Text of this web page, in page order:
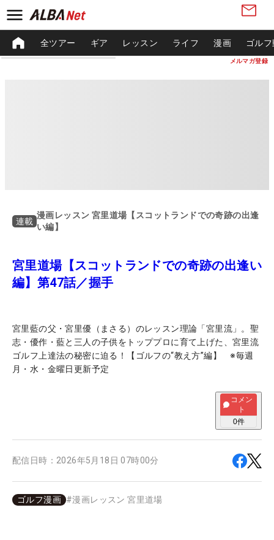
メルマガ登録
全ツアー ギア レッスン ライフ 漫画 ゴル
連載
漫画レッスン 宮里道場【スコットランドでの奇跡の出逢
い編】
宮里道場【スコットランドでの奇跡の出逢い
編】第47話／握手
宮里藍の父・宮里優（まさる）のレッスン理論「宮里流」。聖
志・優作・藍と三人の子供をトッププロに育て上げた、宮里流
ゴルフ上達法の秘密に迫る！【ゴルフの“教え方”編】 ※毎週
月・水・金曜日更新予定
コメン
ト
0件
配信日時： 2026年5月18日 07時00分
ゴルフ漫画 #漫画レッスン 宮里道場